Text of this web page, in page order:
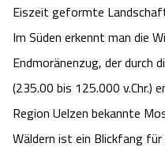
Das
Battle
Adventure
Eiszeit geformte
Im Süden erkennt man die
Endmoränenzug, der durch
(235.00 bis 125.000 v.Chr.)
Region Uelzen bekannte
Wäldern ist ein Blickfang für